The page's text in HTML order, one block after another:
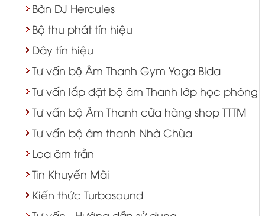
Bàn DJ Hercules
Bộ thu phát tín hiệu
Dây tín hiệu
Tư vấn bộ Âm Thanh Gym Yoga Bida
Tư vấn lắp đặt bộ âm Thanh lớp học phòng
Tư vấn bộ Âm Thanh cửa hàng shop TTTM
Tư vấn bộ âm thanh Nhà Chùa
Loa âm trần
Tin Khuyến Mãi
Kiến thức Turbosound